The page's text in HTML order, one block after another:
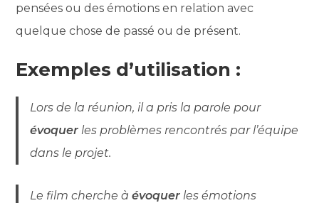
pensées ou des émotions en relation avec
quelque chose de passé ou de présent.
Exemples d’utilisation :
Lors de la réunion, il a pris la parole pour
évoquer les problèmes rencontrés par l’équipe
dans le projet.
Le film cherche àévoquer les émotions